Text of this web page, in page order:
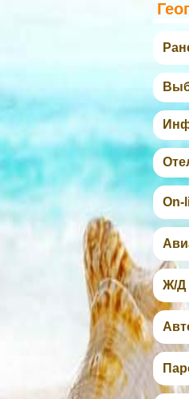
On-
Ж/Д